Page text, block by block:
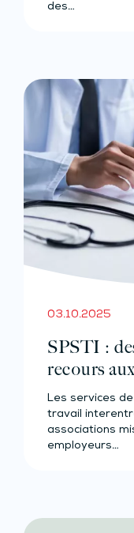
des…
03.10.2025
SPSTI :
recours
Les services
travail
associations
employeurs…